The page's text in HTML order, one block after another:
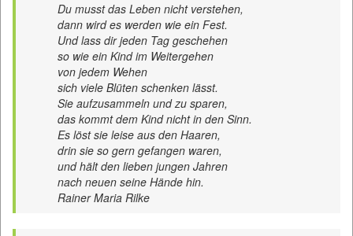
Du musst das Leben nicht verstehen,
dann wird es werden wie ein Fest.
Und lass dir jeden Tag geschehen
so wie ein Kind im Weitergehen
von jedem Wehen
sich viele Blüten schenken lässt.
Sie aufzusammeln und zu sparen,
das kommt dem Kind nicht in den Sinn.
Es löst sie leise aus den Haaren,
drin sie so gern gefangen waren,
und hält den lieben jungen Jahren
nach neuen seine Hände hin.
Rainer Maria Rilke